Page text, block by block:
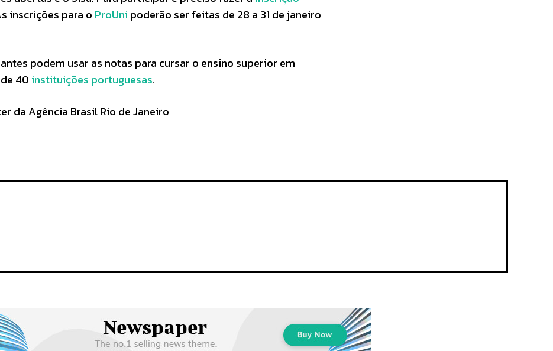
inscrições para o ProUni poderão ser feitas de 28 a 31 de janeiro
podem usar as notas para cursar o ensino superior em
40 instituições portuguesas.
da Agência Brasil Rio de Janeiro